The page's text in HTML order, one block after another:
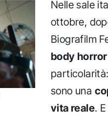
Nelle sale
ottobre,
Biografilm
body horror
sono una
vita reale.